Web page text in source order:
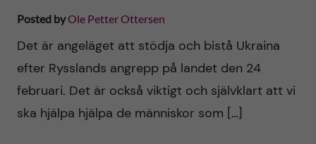
Posted byOle Petter Ottersen
Det är angeläget att stödja och bistå Ukraina
efter Rysslands angrepp på landet den 24
februari. Det är också viktigt och självklart att vi
ska hjälpa hjälpa de människor som […]